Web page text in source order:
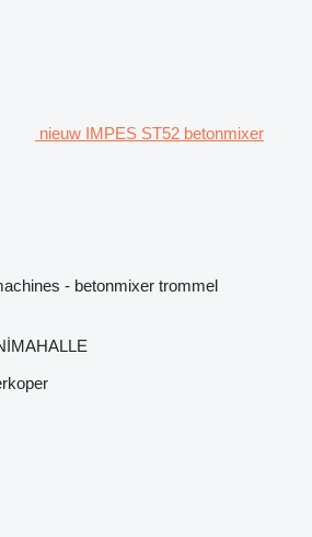
nieuw IMPES ST52 betonmixer
- betonmixer trommel